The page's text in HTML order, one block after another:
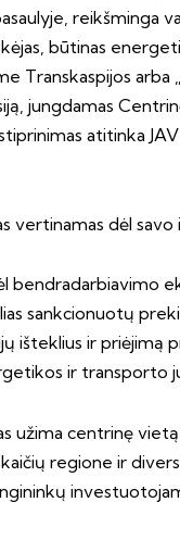
reikšminga
būtinas
Transkaspijos
jungdamas
atitinka
vertinamas dėl savo
bendradarbiavimo
sankcionuotų
išteklius ir priėjimą
ir transporto
užima centrinę
regione ir